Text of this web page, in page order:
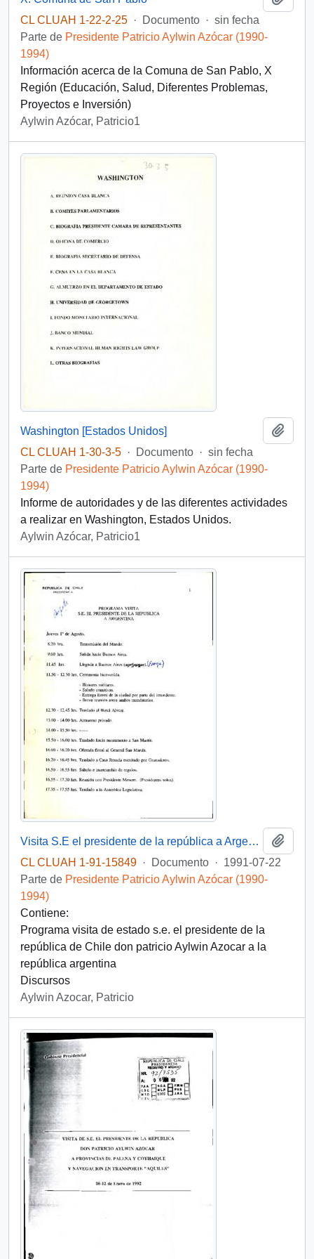
CL CLUAH 1-22-2-25 · Documento · sin fecha
Parte de Presidente Patricio Aylwin Azócar (1990-
1994)
Información acerca de la Comuna de San Pablo, X
Región (Educación, Salud, Diferentes Problemas,
Proyectos e Inversión)
Aylwin Azócar, Patricio1
Washington [Estados Unidos]
CL CLUAH 1-30-3-5 · Documento · sin fecha
Parte de Presidente Patricio Aylwin Azócar (1990-
1994)
Informe de autoridades y de las diferentes actividades
a realizar en Washington, Estados Unidos.
Aylwin Azócar, Patricio1
Visita S.E el presidente de la república a Argentina
CL CLUAH 1-91-15849 · Documento · 1991-07-22
Parte de Presidente Patricio Aylwin Azócar (1990-
1994)
Contiene:
Programa visita de estado s.e. el presidente de la
república de Chile don patricio Aylwin Azocar a la
república argentina
Discursos
Aylwin Azocar, Patricio